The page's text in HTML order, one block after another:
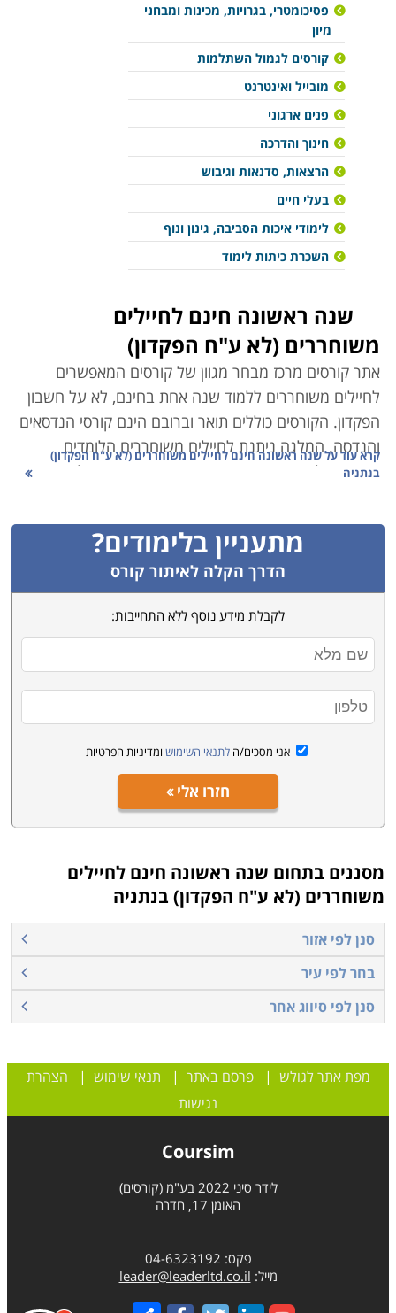
פסיכומטרי, בגרויות, מכינות ומבחני
מיון
קורסים לגמול השתלמות
מובייל ואינטרנט
פנים ארגוני
חינוך והדרכה
הרצאות, סדנאות וגיבוש
בעלי חיים
לימודי איכות הסביבה, גינון ונוף
השכרת כיתות לימוד
שנה ראשונה חינם לחיילים
משוחררים (לא ע"ח הפקדון)
אתר קורסים מרכז מבחר מגוון של קורסים המאפשרים
לחיילים משוחררים ללמוד שנה אחת בחינם, לא על חשבון
הפקדון. הקורסים כוללים תואר וברובם הינם קורסי הנדסאים
והנדסה. המלגה ניתנת לחיילים משוחררים הלומדים
במוסדות לימוד הנמצאים בפריפריה מתוך רצון של המדינה
זה יכולים לנצל את המלגה וכך להותיר את סכום הפקדון
לשימושים אחרים.
קרא עוד עלשנה ראשונה חינם לחיילים משוחררים (לא ע"ח הפקדון)
בנתניה
מתעניין בלימודים?
הדרך הקלה לאיתור קורס
לקבלת מידע נוסף ללא התחייבות:
אני מסכים/ה לתנאי השימוש ומדיניות הפרטיות
חזרו אלי
מסננים בתחום שנה ראשונה חינם לחיילים
משוחררים (לא ע"ח הפקדון) בנתניה
סנן לפי אזור
בחר לפי עיר
סנן לפי סיווג אחר
מפת אתר לגולש |פרסם באתר | תנאי שימוש | הצהרת
נגישות
Coursim
לידר סיני 2022 בע"מ (קורסים)
האומן 17, חדרה
פקס: 04-6323192
מייל: leader@leaderltd.co.il